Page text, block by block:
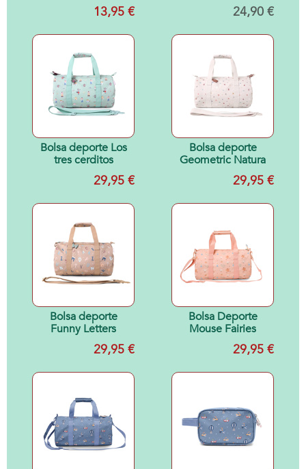
13,95 € 24,90 €
Bolsa deporte Los
tres cerditos
29,95 €
Bolsa deporte
Geometric Natura
29,95 €
Bolsa deporte
Funny Letters
29,95 €
Bolsa Deporte
Mouse Fairies
29,95 €